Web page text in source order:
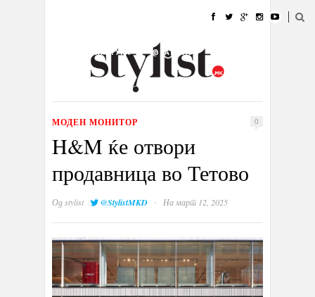
УБАВИНА
КУЛТУРА @РАБОТА
ИЗЛОГ
МОДЕН МОНИТОР 0
H&M ќе отвори
продавница во Тетово
Одstylist @StylistMKD · На март 12, 2025